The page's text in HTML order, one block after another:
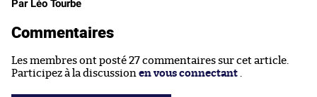
Par Léo Tourbe
Commentaires
Les membres ont posté 27 commentaires sur cet article.
Participez à la discussion en vous connectant